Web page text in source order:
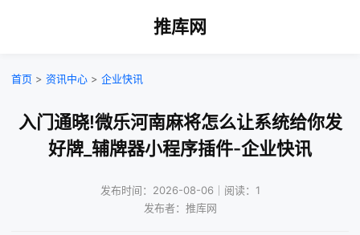
推库网
首页 > 资讯中心 > 企业快讯
入门通晓!微乐河南麻将怎么让系统给你发
好牌_辅牌器小程序插件-企业快讯
发布时间：2026-08-06｜阅读：1
发布者：推库网